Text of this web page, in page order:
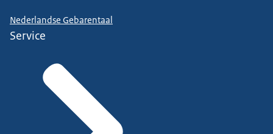
Nederlandse Gebarentaal
Service